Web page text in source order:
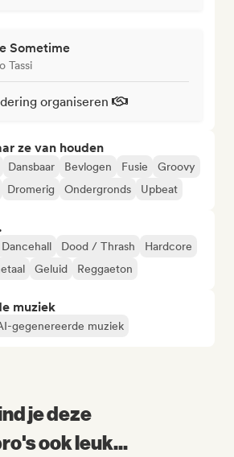
Sometime
Tassi
organiseren
ze van houden
Dansbaar Bevlogen Fusie
Groovy
Dromerig Ondergronds Upbeat
Dancehall Dood / Thrash
Hardcore
Geluid Reggaeton
muziek
gegenereerde muziek
je deze
ook leuk...